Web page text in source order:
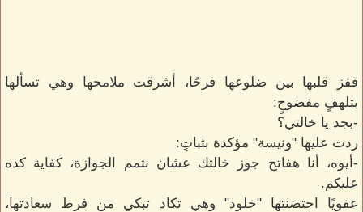
قفز قلبها بين ضلوعها فرحًا، أشرقت ملامحها وهي تسألها
بتلهفٍ مفضوحٍ:
-بجد يا خالتي؟
ردت عليها "ونيسة" مؤكدة بثباتٍ:
-أيوه، أنا هفاتح جوز خالتك عشان نتمم الجوازة، كفاية كده
عليكم.
عفويًا احتضنتها "خلود" وهي تكاد تبكي من فرط سعادتها،